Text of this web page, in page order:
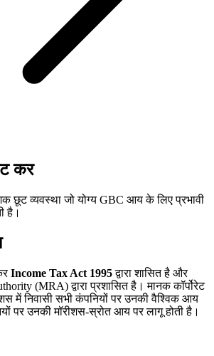
कर
छूट व्यवस्था जो योग्य GBC आय के लिए प्रभावी
है।
Income Tax Act 1995द्वारा शासित है और
(MRA) द्वारा प्रशासित है। मानक कॉर्पोरेट
में निवासी सभी कंपनियों पर उनकी वैश्विक आय
पर उनकी मॉरीशस-स्रोत आय पर लागू होती है।